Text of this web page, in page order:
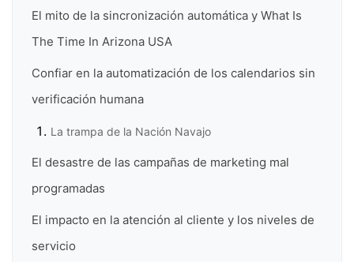
El mito de la sincronización automática y What Is
The Time In Arizona USA
Confiar en la automatización de los calendarios sin
verificación humana
La trampa de la Nación Navajo
El desastre de las campañas de marketing mal
programadas
El impacto en la atención al cliente y los niveles de
servicio